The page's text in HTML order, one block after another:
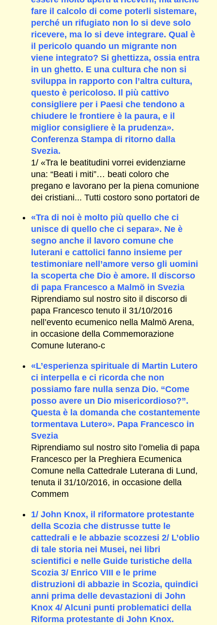
fare il calcolo di come poterli sistemare,
perché un rifugiato non lo si deve solo
ricevere, ma lo si deve integrare. Qual è
il pericolo quando un migrante non
viene integrato? Si ghettizza, ossia entra
in un ghetto. E una cultura che non si
sviluppa in rapporto con l’altra cultura,
questo è pericoloso. Il più cattivo
consigliere per i Paesi che tendono a
chiudere le frontiere è la paura, e il
miglior consigliere è la prudenza».
Conferenza Stampa di ritorno dalla
Svezia.
1/ «Tra le beatitudini vorrei evidenziarne
una: “Beati i miti”… beati coloro che
pregano e lavorano per la piena comunione
dei cristiani... Tutti costoro sono portatori de
«Tra di noi è molto più quello che ci
unisce di quello che ci separa». Ne è
segno anche il lavoro comune che
luterani e cattolici fanno insieme per
testimoniare nell’amore verso gli uomini
la scoperta che Dio è amore. Il discorso
di papa Francesco a Malmö in Svezia
Riprendiamo sul nostro sito il discorso di
papa Francesco tenuto il 31/10/2016
nell’evento ecumenico nella Malmö Arena,
in occasione della Commemorazione
Comune luterano-c
«L’esperienza spirituale di Martin Lutero
ci interpella e ci ricorda che non
possiamo fare nulla senza Dio. “Come
posso avere un Dio misericordioso?”.
Questa è la domanda che costantemente
tormentava Lutero». Papa Francesco in
Svezia
Riprendiamo sul nostro sito l’omelia di papa
Francesco per la Preghiera Ecumenica
Comune nella Cattedrale Luterana di Lund,
tenuta il 31/10/2016, in occasione della
Commem
1/ John Knox, il riformatore protestante
della Scozia che distrusse tutte le
cattedrali e le abbazie scozzesi 2/ L’oblio
di tale storia nei Musei, nei libri
scientifici e nelle Guide turistiche della
Scozia 3/ Enrico VIII e le prime
distruzioni di abbazie in Scozia, quindici
anni prima delle devastazioni di John
Knox 4/ Alcuni punti problematici della
Riforma protestante di John Knox.